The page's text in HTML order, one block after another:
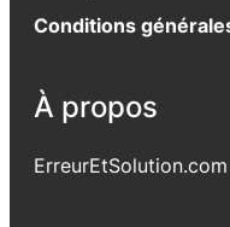
Conditions
À propos